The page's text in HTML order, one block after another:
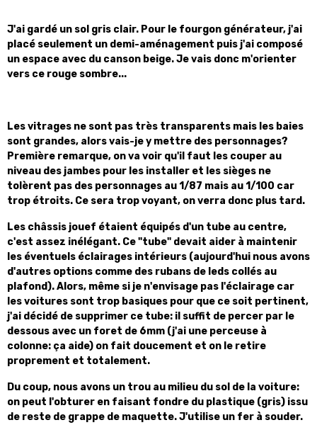
J'ai gardé un sol gris clair. Pour le fourgon générateur, j'ai
placé seulement un demi-aménagement puis j'ai composé
un espace avec du canson beige.Je vais donc m'orienter
vers ce rouge sombre...
Les vitrages ne sont pas très transparents mais les baies
sont grandes, alors vais-je y mettre des personnages?
Première remarque, on va voir qu'il faut les couper au
niveau des jambes pour les installer et les sièges ne
tolèrent pas des personnages au 1/87 mais au 1/100 car
trop étroits. Ce sera trop voyant, on verra donc plus tard.
Les châssis jouef étaient équipés d'un tube au centre,
c'est assez inélégant. Ce "tube" devait aider à maintenir
les éventuels éclairages intérieurs (aujourd'hui nous avons
d'autres options comme des rubans de leds collés au
plafond). Alors, même si je n'envisage pas l'éclairage car
les voitures sont trop basiques pour que ce soit pertinent,
j'ai décidé de supprimer ce tube: il suffit de percer par le
dessous avec un foret de 6mm (j'ai une perceuse à
colonne: ça aide) on fait doucement et on le retire
proprement et totalement.
Du coup, nous avons un trou au milieu du sol de la voiture:
on peut l'obturer en faisant fondre du plastique (gris) issu
de reste de grappe de maquette. J'utilise un fer à souder.